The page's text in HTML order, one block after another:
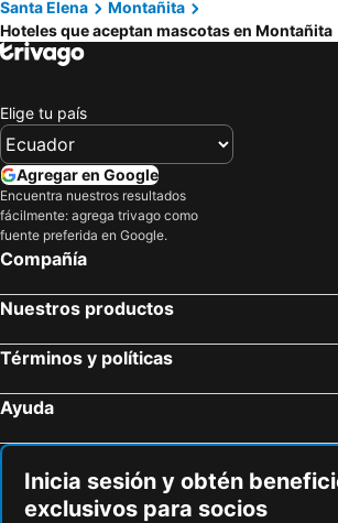
Finca Hosteria El Retiro
Atamari
Finca Punta Ayampe
Vistamar
Santa Elena
Montañita
Hoteles que aceptan mascotas en Montañita
Elige tu país
Agregar en Google
Encuentra nuestros resultados
fácilmente: agrega trivago como
fuente preferida en Google.
Compañía
Nuestros productos
Términos y políticas
Ayuda
Inicia sesión y obtén
exclusivos para socios